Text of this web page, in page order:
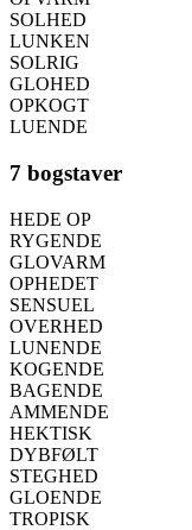
SOLHED
LUNKEN
SOLRIG
GLOHED
OPKOGT
LUENDE
7 bogstaver
HEDE OP
RYGENDE
GLOVARM
OPHEDET
SENSUEL
OVERHED
LUNENDE
KOGENDE
BAGENDE
AMMENDE
HEKTISK
DYBFØLT
STEGHED
GLOENDE
TROPISK